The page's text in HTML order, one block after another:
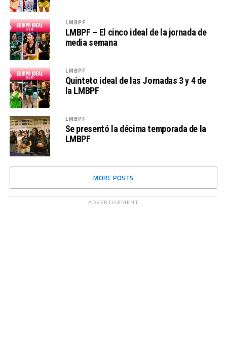
LMBPF
LMBPF – El cinco ideal de la jornada de
media semana
LMBPF
Quinteto ideal de las Jornadas 3 y 4 de
la LMBPF
LMBPF
Se presentó la décima temporada de la
LMBPF
MORE POSTS
ADVERTISEMENT